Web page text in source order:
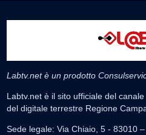
Labtv.net è un prodotto
Labtv.net è il sito ufficiale del
del digitale terrestre Regione
Sede legale: Via Chiaio, 5 - 83010 –